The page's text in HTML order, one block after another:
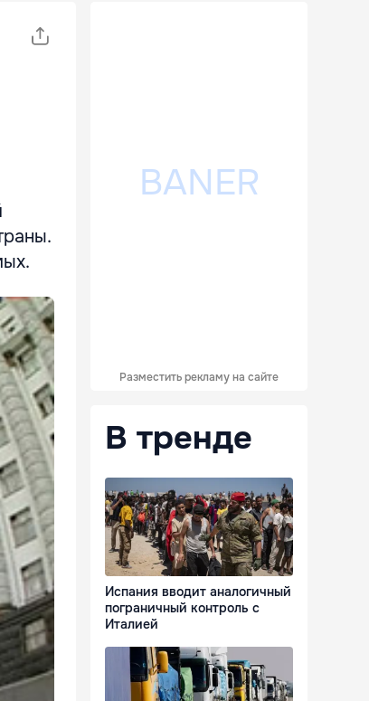
Разместить рекламу на сайте
В тренде
Испания вводит аналогичный
пограничный контроль с
Италией